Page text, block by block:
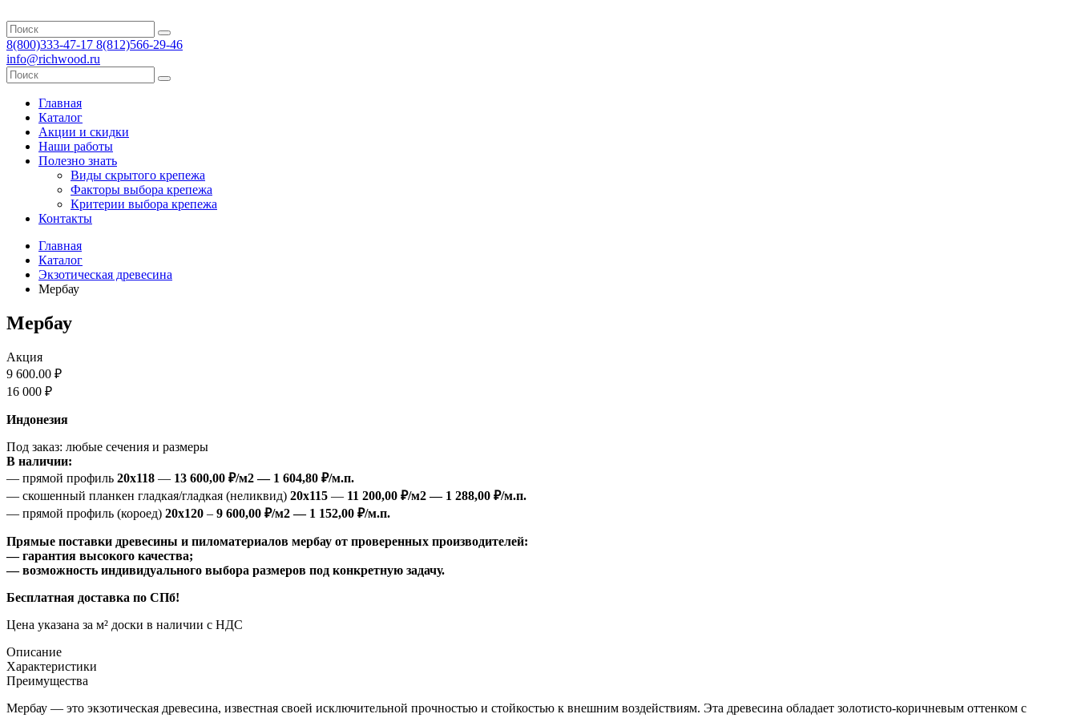
8(800)333-47-17 8(812)566-29-46
info@richwood.ru
Главная
Каталог
Акции и скидки
Наши работы
Полезно знать
Виды скрытого крепежа
Факторы выбора крепежа
Критерии выбора крепежа
Контакты
Главная
Каталог
Экзотическая древесина
Мербау
Мербау
Акция
9 600.00 ₽
16 000 ₽
Индонезия
Под заказ: любые сечения и размеры
В наличии:
— прямой профиль 20х118 — 13 600,00 ₽/м2 — 1 604,80 ₽/м.п.
— скошенный планкен гладкая/гладкая (неликвид) 20х115 — 11 200,00 ₽/м2 — 1 288,00 ₽/м.п.
— прямой профиль (короед) 20х120 – 9 600,00 ₽/м2 — 1 152,00 ₽/м.п.
Прямые поставки древесины и пиломатериалов мербау от проверенных производителей:
— гарантия высокого качества;
— возможность индивидуального выбора размеров под конкретную задачу.
Бесплатная доставка по СПб!
Цена указана за м² доски в наличии с НДС
Описание
Характеристики
Преимущества
Мербау — это экзотическая древесина, известная своей исключительной прочностью и стойкостью к внешним воздействиям. Эта древесина обладает золотисто-коричневым оттенком с